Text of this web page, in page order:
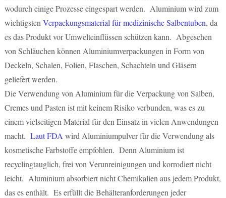
wodurch einige Prozesse eingespart werden. Aluminium wird zum
wichtigsten Verpackungsmaterial für medizinische Salbentuben, da
es das Produkt vor Umwelteinflüssen schützen kann. Abgesehen
von Schläuchen können Aluminiumverpackungen in Form von
Deckeln, Schalen, Folien, Flaschen, Schachteln und Gläsern
geliefert werden.
Die Verwendung von Aluminium für die Verpackung von Salben,
Cremes und Pasten ist mit keinem Risiko verbunden, was es zu
einem vielseitigen Material für den Einsatz in vielen Anwendungen
macht. Laut FDA wird Aluminiumpulver für die Verwendung als
kosmetische Farbstoffe empfohlen. Denn Aluminium ist
recyclingtauglich, frei von Verunreinigungen und korrodiert nicht
leicht. Aluminium absorbiert nicht Chemikalien aus jedem Produkt,
das es enthält. Es erfüllt die Behälteranforderungen jeder